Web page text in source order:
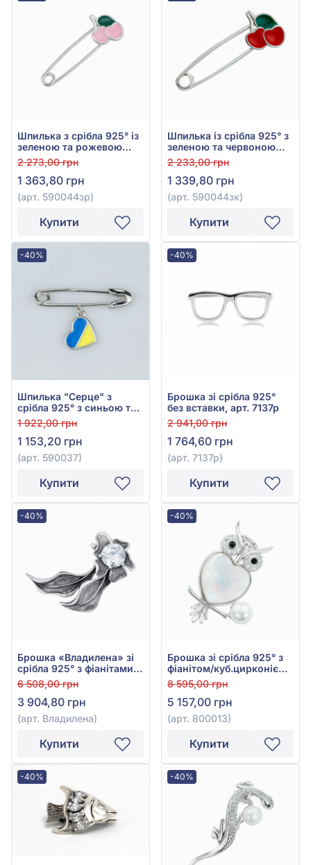
Шпилька з срібла 925° із
зеленою та рожевою
емаллю, арт. 590044зр
2 273,00 грн
1 363,80 грн
(арт. 590044зр)
Купити
Шпилька із срібла 925° з
зеленою та червоною
емаллю, арт. 590044зк
2 233,00 грн
1 339,80 грн
(арт. 590044зк)
Купити
-40%
Шпилька "Серце" з
срібла 925° з синьою та
жовтою емаллю, арт.
590037
1 922,00 грн
1 153,20 грн
(арт. 590037)
Купити
-40%
Брошка зі срібла 925°
без вставки, арт. 7137р
2 941,00 грн
1 764,60 грн
(арт. 7137р)
Купити
-40%
Брошка «Владилена» зі
срібла 925° з фіанітами,
арт. Владилена
6 508,00 грн
3 904,80 грн
(арт. Владилена)
Купити
-40%
Брошка зі срібла 925° з
фіанітом/куб.цирконієм,
перлами, перламутром
та чорним фіанітом/
куб.цирконієм, арт.
800013
8 595,00 грн
5 157,00 грн
(арт. 800013)
Купити
-40% -40%